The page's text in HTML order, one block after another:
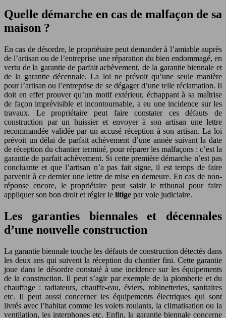
Quelle démarche en cas de malfaçon de sa
maison ?
En cas de désordre, le propriétaire peut demander à l’amiable auprès
de l’artisan ou de l’entreprise une réparation du bien endommagé, en
vertu de la garantie de parfait achèvement, de la garantie biennale et
de la garantie décennale. La loi ne prévoit qu’une seule manière
pour l’artisan ou l’entreprise de se dégager d’une telle réclamation. Il
doit en effet prouver qu’un motif extérieur, échappant à sa maîtrise
de façon imprévisible et incontournable, a eu une incidence sur les
travaux. Le propriétaire peut faire constater ces défauts de
construction par un huissier et envoyer à son artisan une lettre
recommandée validée par un accusé réception à son artisan. La loi
prévoit un délai de parfait achèvement d’une année suivant la date
de réception du chantier terminé, pour réparer les malfaçons : c’est la
garantie de parfait achèvement. Si cette première démarche n’est pas
concluante et que l’artisan n’a pas fait signe, il est temps de faire
parvenir à ce dernier une lettre de mise en demeure. En cas de non-
réponse encore, le propriétaire peut saisir le tribunal pour faire
appliquer son bon droit et régler le litige par voie judiciaire.
Les garanties biennales et décennales
d’une nouvelle construction
La garantie biennale touche les défauts de construction détectés dans
les deux ans qui suivent la réception du chantier fini. Cette garantie
joue dans le désordre constaté à une incidence sur les équipements
de la construction. Il peut s’agir par exemple de la plomberie et du
chauffage : radiateurs, chauffe-eau, éviers, robinetteries, sanitaires
etc. Il peut aussi concerner les équipements électriques qui sont
livrés avec l’habitat comme les volets roulants, la climatisation ou la
ventilation, les interphones etc. Enfin, la garantie biennale concerne